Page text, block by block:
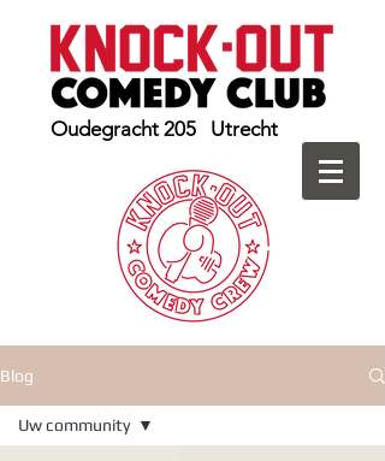
Oudegracht 205 Utrecht
Blog
Uw community